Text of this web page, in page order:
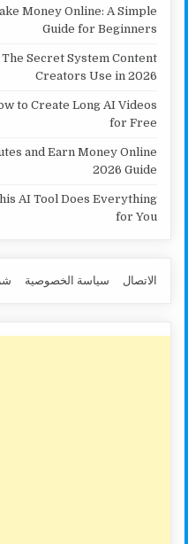
Money Online: A Simple
Guide for Beginners
Secret System Content
Creators Use in 2026
to Create Long AI Videos
for Free
and Earn Money Online
2026 Guide
AI Tool Does Everything
for You
الاتصال سياسة الخصوصية